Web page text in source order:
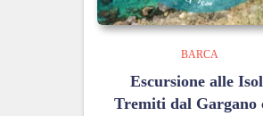
BARCA
Escursione alle
Tremiti dal Gargano